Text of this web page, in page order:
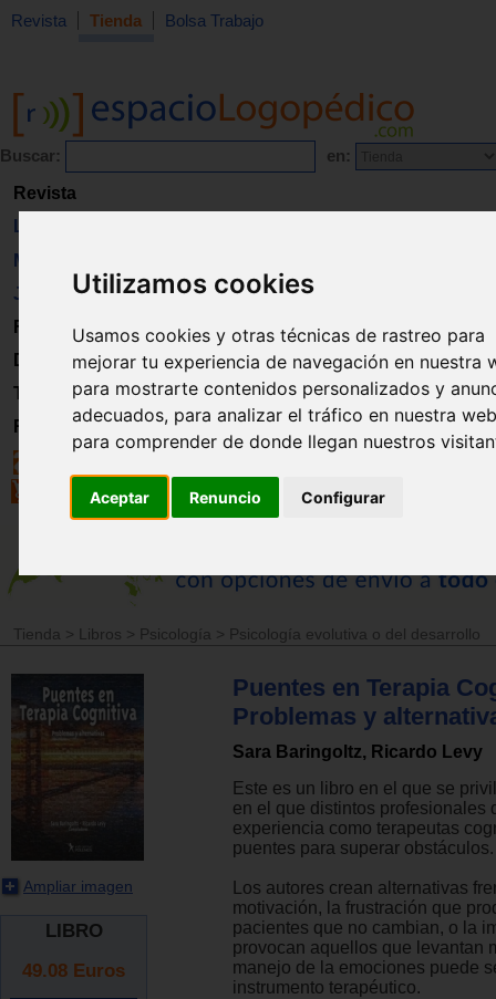
Utilizamos cookies
Usamos cookies y otras técnicas de rastreo para
mejorar tu experiencia de navegación en nuestra
para mostrarte contenidos personalizados y
adecuados, para analizar el tráfico en nuestra
para comprender de donde llegan nuestros
Aceptar Renuncio Configurar
Revista Tienda Bolsa Trabajo
Buscar: en:
Revista
Libros
Material
Juguetes
Formación
Directorio
Trabajo
Registro
Tienda > Libros > Psicología > Psicología evolutiva o del desarrollo
Ampliar imagen
LIBRO
49.08 Euros
Puentes en Terapia
Problemas y
Sara Baringoltz, Ricardo Levy
Este es un libro en el que se
en el que distintos profesionales
experiencia como terapeutas
puentes para superar obstáculos.
Los autores crean alternativas
motivación, la frustración que
pacientes que no cambian, o la
provocan aquellos que levantan
manejo de la emociones puede
instrumento terapéutico.